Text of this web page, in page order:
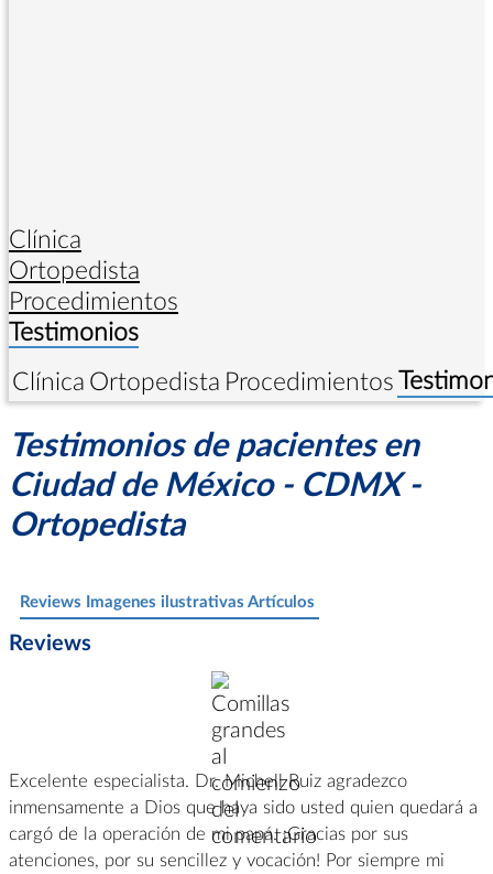
Clínica
Ortopedista
Procedimientos
Testimonios
Clínica Ortopedista Procedimientos
Testimonios de pacientes en
Ciudad de México - CDMX -
Ortopedista
Reviews Imagenes ilustrativas Artículos
Reviews
Excelente especialista. Dr. Michell Ruiz agradezco
inmensamente a Dios que haya sido usted quien quedará a
cargó de la operación de mi papá. ¡Gracias por sus
atenciones, por su sencillez y vocación! Por siempre mi